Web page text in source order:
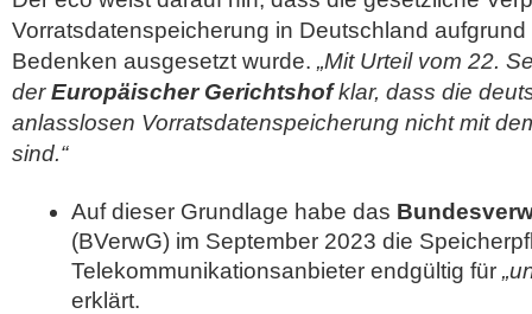
Vorratsdatenspeicherung in Deutschland
Bedenken ausgesetzt wurde. „Mit Urteil vom 22.
derEuropäischer Gerichtshofklar, dass die
anlasslosen Vorratsdatenspeicherung nicht mit
sind.“
Auf dieser Grundlage habe das
(BVerwG) im September 2023 die
Telekommunikationsanbieter endgültig für
erklärt.